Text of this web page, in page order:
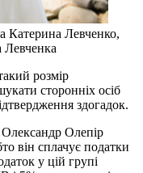
Катерина Левченко,
Левченка
розмір
сторонніх осіб
здогадок.
Олександр Олепір
він сплачує податки
у цій групі